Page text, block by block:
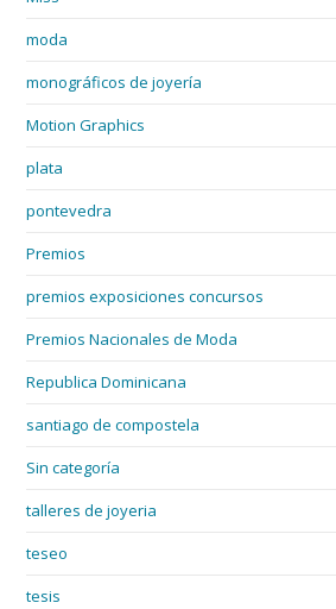
moda
monográficos de joyería
Motion Graphics
plata
pontevedra
Premios
premios exposiciones concursos
Premios Nacionales de Moda
Republica Dominicana
santiago de compostela
Sin categoría
talleres de joyeria
teseo
tesis